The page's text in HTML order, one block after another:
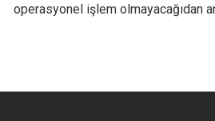
operasyonel işlem olmayacağıdan